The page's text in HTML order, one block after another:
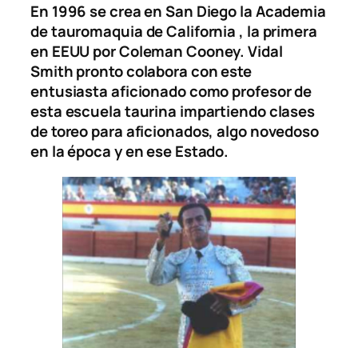
En 1996 se crea en San Diego la Academia
de tauromaquia de California , la primera
en EEUU por Coleman Cooney. Vidal
Smith pronto colabora con este
entusiasta aficionado como profesor de
esta escuela taurina impartiendo clases
de toreo para aficionados, algo novedoso
en la época y en ese Estado.